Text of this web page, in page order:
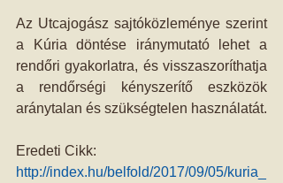
Az Utcajogász sajtóközleménye szerint
a Kúria döntése iránymutató lehet a
rendőri gyakorlatra, és visszaszoríthatja
a rendőrségi kényszerítő eszközök
aránytalan és szükségtelen használatát.
Eredeti Cikk:
http://index.hu/belfold/2017/09/05/kuria_